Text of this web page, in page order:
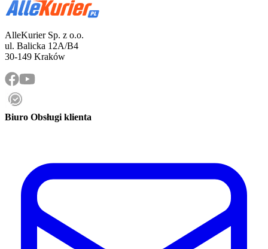
AlleKurier Sp. z o.o.
ul. Balicka 12A/B4
30-149 Kraków
Biuro Obsługi klienta